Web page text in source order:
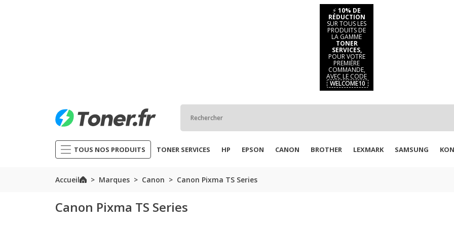
⚡ 10% DE
RÉDUCTION
SUR TOUS LES
PRODUITS DE
LA GAMME
TONER
SERVICES,
POUR VOTRE
PREMIÈRE
COMMANDE,
AVEC LE CODE
WELCOME10
TOUS NOS PRODUITS TONER SERVICES HP EPSON CANON BROTHER LEXMARK SAMSUNG
Accueil Marques Canon Canon Pixma TS Series
Canon Pixma TS Series